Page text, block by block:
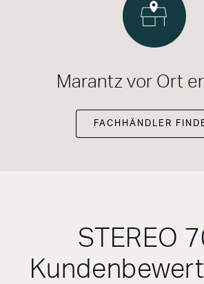
Marantz vor Ort
FACHHÄNDLER
STEREO